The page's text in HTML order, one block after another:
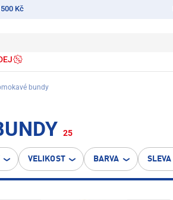
Kč
bundy
25
VELIKOST BARVA SLEVA